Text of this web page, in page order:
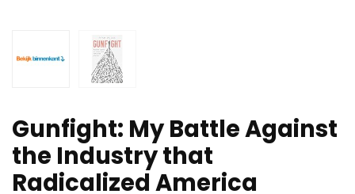
Gunfight: My Battle Against
the Industry that
Radicalized America